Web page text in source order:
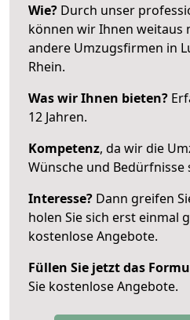
Wie? Durch unser
können wir Ihnen weitaus
andere Umzugsfirmen in
Rhein.
Was wir Ihnen bieten?
12 Jahren.
Kompetenz, da wir die
Wünsche und Bedürfnisse
Interesse? Dann greifen
holen Sie sich erst einmal
kostenlose Angebote.
Füllen Sie jetzt das
Sie kostenlose Angebote.